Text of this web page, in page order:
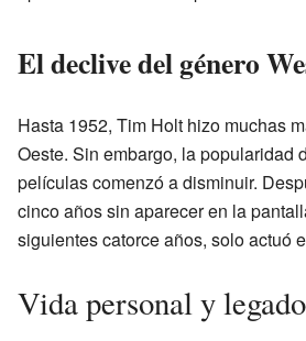
El declive del género
Hasta 1952, Tim Holt hizo muchas
Oeste. Sin embargo, la popularidad
películas comenzó a disminuir.
cinco años sin aparecer en la
siguientes catorce años, solo actuó
Vida personal y legado